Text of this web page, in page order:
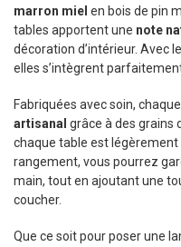
marron miel en bois de pin
tables apportent une note
décoration d’intérieur. Avec
elles s’intègrent
Fabriquées avec soin,
artisanal grâce à des grains
chaque table est
rangement, vous pourrez
main, tout en ajoutant une
coucher.
Que ce soit pour poser une